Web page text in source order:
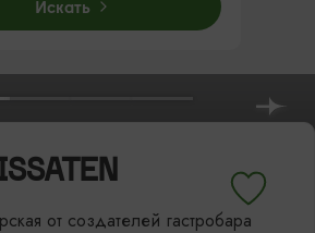
от создателей гастробара